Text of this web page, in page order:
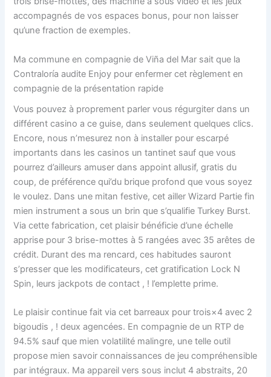
accompagnés de vos espaces bonus, pour non laisser
qu’une fraction de exemples.
Ma commune en compagnie de Viña del Mar sait que la
Contraloría audite Enjoy pour enfermer cet règlement en
compagnie de la présentation rapide
Vous pouvez à proprement parler vous régurgiter dans un
différent casino a ce guise, dans seulement quelques clics.
Encore, nous n’mesurez non à installer pour escarpé
importants dans les casinos un tantinet sauf que vous
pourrez d’ailleurs amuser dans appoint allusif, gratis du
coup, de préférence qui’du brique profond que vous soyez
le voulez. Dans une mitan festive, cet ailler Wizard Partie fin
mien instrument a sous un brin que s’qualifie Turkey Burst.
Via cette fabrication, cet plaisir bénéficie d’une échelle
apprise pour 3 brise-mottes à 5 rangées avec 35 arêtes de
crédit. Durant des ma rencard, ces habitudes sauront
s’presser que les modificateurs, cet gratification Lock N
Spin, leurs jackpots de contact , ! l’emplette prime.
Le plaisir continue fait via cet barreaux pour trois×4 avec 2
bigoudis , ! deux agencées. En compagnie de un RTP de
94.5% sauf que mien volatilité malingre, une telle outil
propose mien savoir connaissances de jeu compréhensible
par intégraux. Ma appareil vers sous inclut 4 abstraits, 20